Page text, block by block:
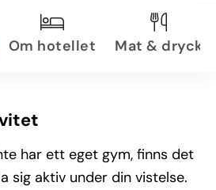
Om hotellet Mat & dryck
har ett eget gym, finns det
sig aktiv under din vistelse.